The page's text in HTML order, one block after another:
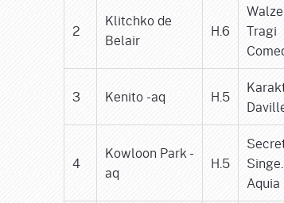
2
Klitchko de
Belair
H.6
Tragi
3 Kenito -aq H.5
4
Kowloon Park -
aq
H.5
Singe.
Aquia